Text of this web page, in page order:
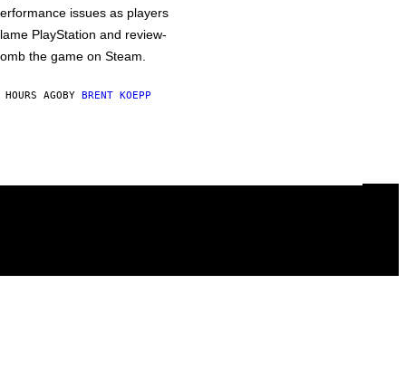
issues as players
PlayStation and review-
the game on Steam.
AGOBY BRENT KOEPP